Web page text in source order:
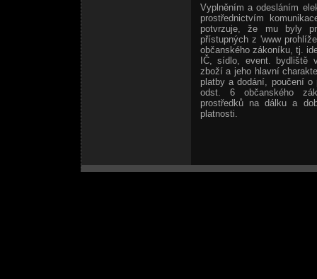
Vyplněním a odesláním
prostřednictvím
potvrzuje, že mu byly
přístupných z 'www
občanského zákoníku, tj.
IČ, sídlo, event. bydliště
zboží a jeho hlavní
platby a dodání, poučení
odst. 6 občanského
prostředků na dálku a
platnosti.